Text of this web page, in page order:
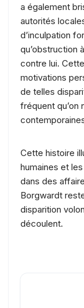
a également
autorités
d’inculpation
qu’obstruction
contre lui.
motivations
de telles
fréquent qu’on
Cette histoire
humaines et
dans des
Borgwardt
disparition
découlent.